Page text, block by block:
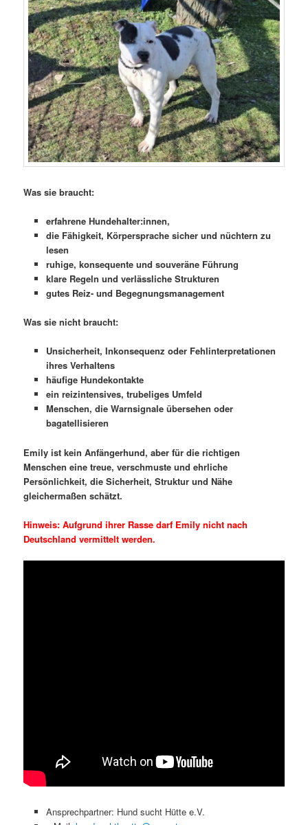
Was sie braucht:
erfahrene Hundehalter:innen,
die Fähigkeit, Körpersprache sicher und nüchtern zu
lesen
ruhige, konsequente und souveräne Führung
klare Regeln und verlässliche Strukturen
gutes Reiz- und Begegnungsmanagement
Was sie nicht braucht:
Unsicherheit, Inkonsequenz oder Fehlinterpretationen
ihres Verhaltens
häufige Hundekontakte
ein reizintensives, trubeliges Umfeld
Menschen, die Warnsignale übersehen oder
bagatellisieren
Emily ist kein Anfängerhund, aber für die richtigen
Menschen eine treue, verschmuste und ehrliche
Persönlichkeit, die Sicherheit, Struktur und Nähe
gleichermaßen schätzt.
Hinweis: Aufgrund ihrer Rasse darf Emily nicht nach
Deutschland vermittelt werden.
Ansprechpartner: Hund sucht Hütte e.V.